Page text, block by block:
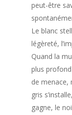
peut-être
Le blanc
légèreté,
Quand la
plus
de menace,
gris
gagne, le